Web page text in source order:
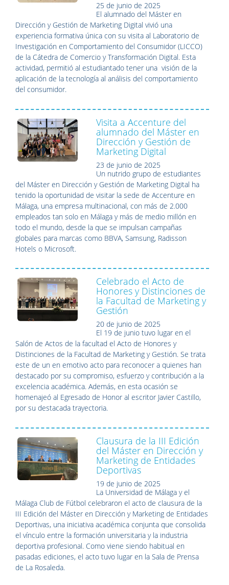
25 de junio de 2025
El alumnado del Máster en
Dirección y Gestión de Marketing Digital vivió una
experiencia formativa única con su visita al Laboratorio de
Investigación en Comportamiento del Consumidor (LICCO)
de la Cátedra de Comercio y Transformación Digital. Esta
actividad, permitió al estudiantado tener una visión de la
aplicación de la tecnología al análisis del comportamiento
del consumidor.
Visita a Accenture del
alumnado del Máster en
Dirección y Gestión de
Marketing Digital
23 de junio de 2025
Un nutrido grupo de estudiantes
del Máster en Dirección y Gestión de Marketing Digital ha
tenido la oportunidad de visitar la sede de Accenture en
Málaga, una empresa multinacional, con más de 2.000
empleados tan solo en Málaga y más de medio millón en
todo el mundo, desde la que se impulsan campañas
globales para marcas como BBVA, Samsung, Radisson
Hotels o Microsoft.
Celebrado el Acto de
Honores y Distinciones de
la Facultad de Marketing y
Gestión
20 de junio de 2025
El 19 de junio tuvo lugar en el
Salón de Actos de la facultad el Acto de Honores y
Distinciones de la Facultad de Marketing y Gestión. Se trata
este de un en emotivo acto para reconocer a quienes han
destacado por su compromiso, esfuerzo y contribución a la
excelencia académica. Además, en esta ocasión se
homenajeó al Egresado de Honor al escritor Javier Castillo,
por su destacada trayectoria.
Clausura de la III Edición
del Máster en Dirección y
Marketing de Entidades
Deportivas
19 de junio de 2025
La Universidad de Málaga y el
Málaga Club de Fútbol celebraron el acto de clausura de la
III Edición del Máster en Dirección y Marketing de Entidades
Deportivas, una iniciativa académica conjunta que consolida
el vínculo entre la formación universitaria y la industria
deportiva profesional. Como viene siendo habitual en
pasadas ediciones, el acto tuvo lugar en la Sala de Prensa
de La Rosaleda.